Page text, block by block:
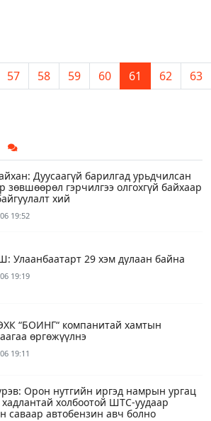
57 58 59 60 61 62 63
Дуусаагүй барилгад урьдчилсан
зөвшөөрөл гэрчилгээ олгохгүй байхаар
хий
19:52
Улаанбаатарт 29 хэм дулаан байна
19:19
“БОИНГ“ компанитай хамтын
өргөжүүлнэ
19:11
Орон нутгийн иргэд намрын ургац
хадлантай холбоотой ШТС-уудаар
саваар автобензин авч болно